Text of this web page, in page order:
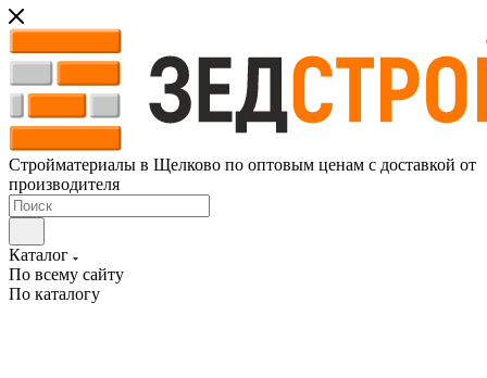
Стройматериалы в Щелково по оптовым ценам с доставкой от
производителя
Каталог
По всему сайту
По каталогу